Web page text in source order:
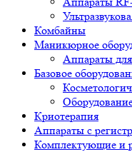
Комбайны
Маникюрное
Аппараты
Базовое
Криотерапия
Аппараты c
Комплектующие и